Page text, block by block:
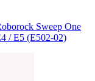
Sweep One
/ E5 (E502-02)